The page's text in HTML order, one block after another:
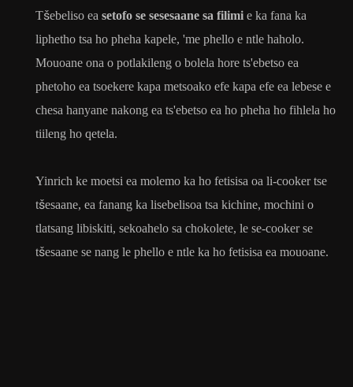
Tšebeliso ea setofo se sesesaane sa filimi e ka fana ka
liphetho tsa ho pheha kapele, 'me phello e ntle haholo.
Mouoane ona o potlakileng o bolela hore ts'ebetso ea
phetoho ea tsoekere kapa metsoako efe kapa efe ea lebese e
chesa hanyane nakong ea ts'ebetso ea ho pheha ho fihlela ho
tiileng ho qetela.
Yinrich ke moetsi ea molemo ka ho fetisisa oa li-cooker tse
tšesaane, ea fanang ka lisebelisoa tsa kichine, mochini o
tlatsang libiskiti, sekoahelo sa chokolete, le se-cooker se
tšesaane se nang le phello e ntle ka ho fetisisa ea mouoane.